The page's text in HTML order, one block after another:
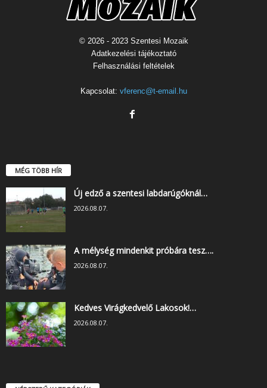
© 2026 - 2023 Szentesi Mozaik
Adatkezelési tájékoztató
Felhasználási feltételek
Kapcsolat: vferenc@t-email.hu
MÉG TÖBB HÍR
Új edző a szentesi labdarúgóknál…
2026.08.07.
A mélység mindenkit próbára tesz….
2026.08.07.
Kedves Virágkedvelő Lakosok!…
2026.08.07.